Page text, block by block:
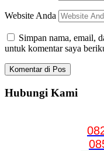
Website Anda
Simpan nama, email,
untuk komentar saya
Hubungi Kami